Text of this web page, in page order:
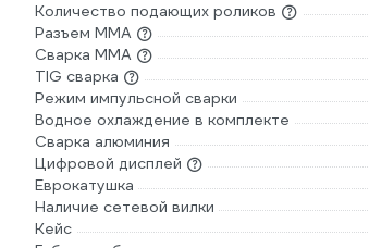
Количество подающих роликов
Разъем ММА
Сварка ММА
TIG сварка
Режим импульсной сварки
Водное охлаждение в комплекте
Сварка алюминия
Цифровой дисплей
Еврокатушка
Наличие сетевой вилки
Кейс